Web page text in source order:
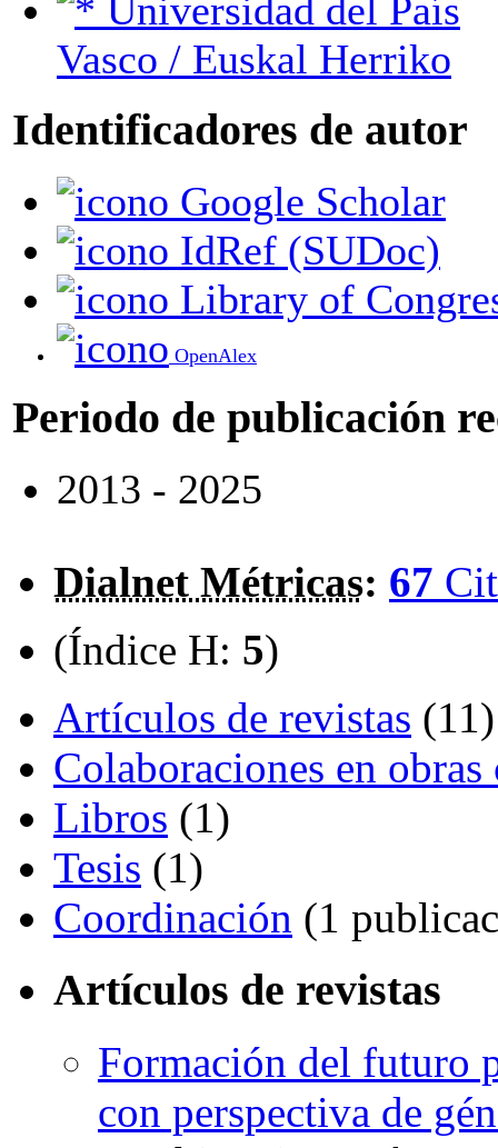
Vasco / Euskal Herriko
Identificadores de autor
Google Scholar
IdRef (SUDoc)
Library of
OpenAlex
Periodo de publicación
2013 - 2025
Dialnet Métricas: 67
(Índice H: 5)
Artículos de revistas (11)
Colaboraciones en
Libros (1)
Tesis (1)
Coordinación (1
Artículos de revistas
Formación del futuro
con perspectiva de